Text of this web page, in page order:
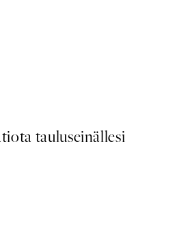
tauluseinällesi